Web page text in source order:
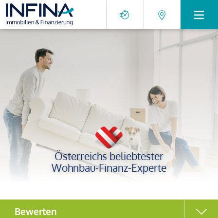
Österreichs beliebtester
Wohnbau-Finanz-Experte
Bewerten